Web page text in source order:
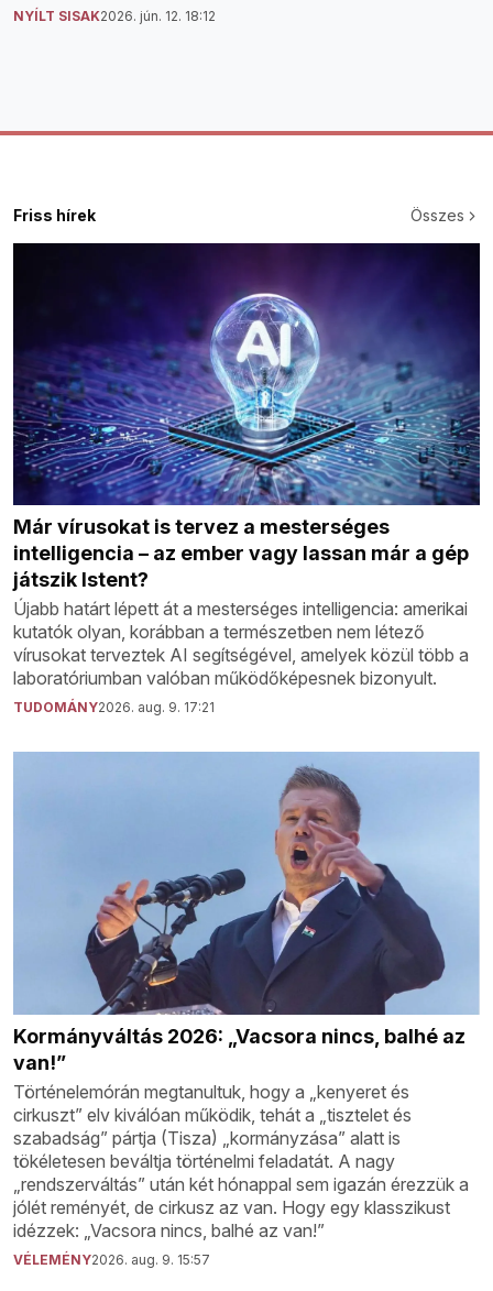
NYÍLT SISAK2026. jún. 12. 18:12
Friss hírek Összes
Már vírusokat is tervez a mesterséges
intelligencia – az ember vagy lassan már a gép
játszik Istent?
Újabb határt lépett át a mesterséges intelligencia: amerikai
kutatók olyan, korábban a természetben nem létező
vírusokat terveztek AI segítségével, amelyek közül több a
laboratóriumban valóban működőképesnek bizonyult.
TUDOMÁNY2026. aug. 9. 17:21
Kormányváltás 2026: „Vacsora nincs, balhé az
van!”
Történelemórán megtanultuk, hogy a „kenyeret és
cirkuszt” elv kiválóan működik, tehát a „tisztelet és
szabadság” pártja (Tisza) „kormányzása” alatt is
tökéletesen beváltja történelmi feladatát. A nagy
„rendszerváltás” után két hónappal sem igazán érezzük a
jólét reményét, de cirkusz az van. Hogy egy klasszikust
idézzek: „Vacsora nincs, balhé az van!”
VÉLEMÉNY2026. aug. 9. 15:57